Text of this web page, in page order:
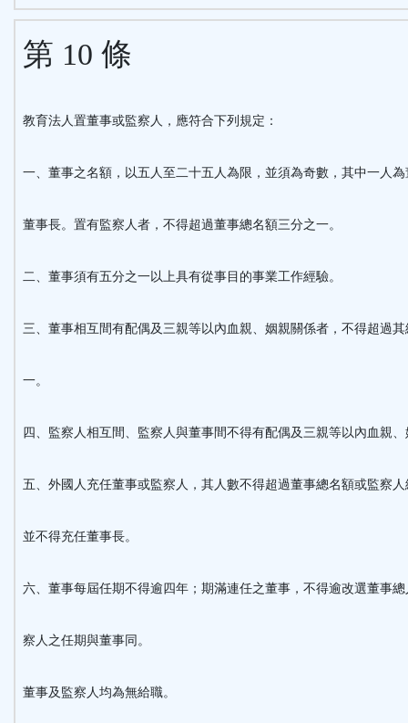
第 10 條
教育法人置董事或監察人，應符合下列規定：
一、董事之名額，以五人至二十五人為限，並須為奇數，其中一人
董事長。置有監察人者，不得超過董事總名額三分之一。
二、董事須有五分之一以上具有從事目的事業工作經驗。
三、董事相互間有配偶及三親等以內血親、姻親關係者，不得超過
一。
四、監察人相互間、監察人與董事間不得有配偶及三親等以內血
五、外國人充任董事或監察人，其人數不得超過董事總名額或監察
並不得充任董事長。
六、董事每屆任期不得逾四年；期滿連任之董事，不得逾改選董事
察人之任期與董事同。
董事及監察人均為無給職。